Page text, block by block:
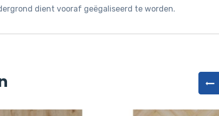
dient vooraf geëgaliseerd te worden.